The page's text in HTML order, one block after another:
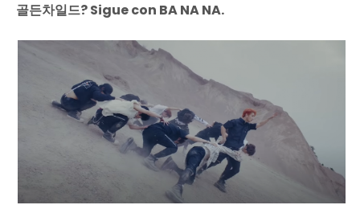
골든차일드? Sigue con BA NA NA.